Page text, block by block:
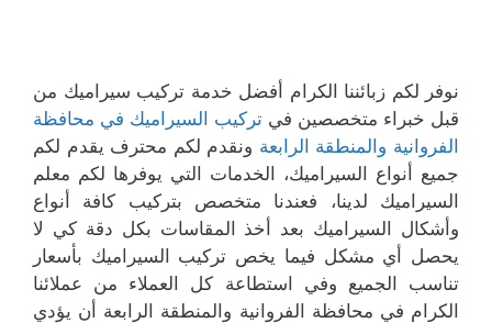
نوفر لكم زبائننا الكرام أفضل خدمة تركيب سيراميك من
قبل خبراء متخصصين في تركيب السيراميك في محافظة
الفروانية والمنطقة الرابعة ونقدم لكم محترف يقدم لكم
جميع أنواع السيراميك، الخدمات التي يوفرها لكم معلم
السيراميك لدينا، فعندنا متخصص بتركيب كافة أنواع
وأشكال السيراميك بعد أخذ المقاسات بكل دقة كي لا
يحصل أي مشكل فيما يخص تركيب السيراميك بأسعار
تناسب الجميع وفي استطاعة كل العملاء من عملائنا
الكرام في محافظة الفروانية والمنطقة الرابعة أن يؤدي